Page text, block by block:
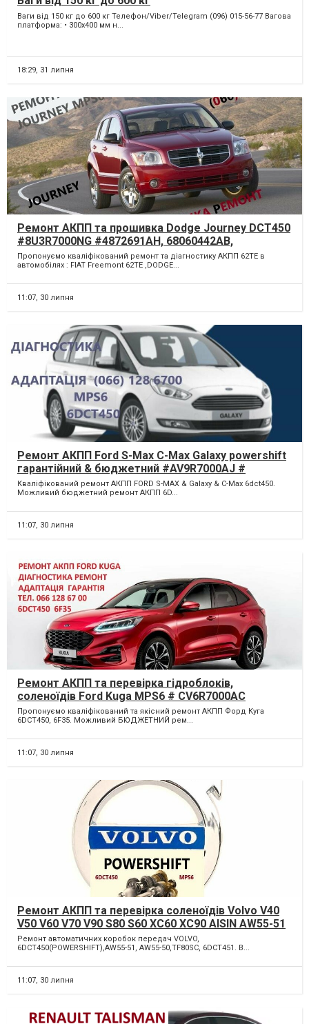
Ваги від 150 кг до 600 кг Телефон/Viber/Telegram (096) 015-56-77 Вагова
платформа: • 300х400 мм н...
18:29, 31 липня
Ремонт АКПП та прошивка Dodge Journey DCT450
#8U3R7000NG #4872691AH, 68060442AB,
68060444AB
Пропонуємо кваліфікований ремонт та діагностику АКПП 62TE в
автомобілях : FIAT Freemont 62TE ,DODGE...
11:07, 30 липня
Ремонт АКПП Ford S-Max C-Max Galaxy powershift
гарантійний & бюджетний #AV9R7000AJ #
2070508, 1814154, 1684808, AM7M5R 7P099-AA
Кваліфікований ремонт АКПП FORD S-MAX & Galaxy & C-Max 6dct450.
Можливий бюджетний ремонт АКПП 6D...
11:07, 30 липня
Ремонт АКПП та перевірка гідроблоків,
соленоїдів Ford Kuga MPS6 # CV6R7000AC
#2246368, 2258375, 1814154
Пропонуємо кваліфікований та якісний ремонт АКПП Форд Куга
6DCT450, 6F35. Можливий БЮДЖЕТНИЙ рем...
11:07, 30 липня
Ремонт АКПП та перевірка соленоїдів Volvo V40
V50 V60 V70 V90 S80 S60 XC60 XC90 AISIN AW55-51
# TF80SC# Powershift # 36001817# 36000662
#31367035
Ремонт автоматичних коробок передач VOLVO,
6DCT450(POWERSHIFT),AW55-51, AW55-50,TF80SC, 6DCT451. В...
11:07, 30 липня